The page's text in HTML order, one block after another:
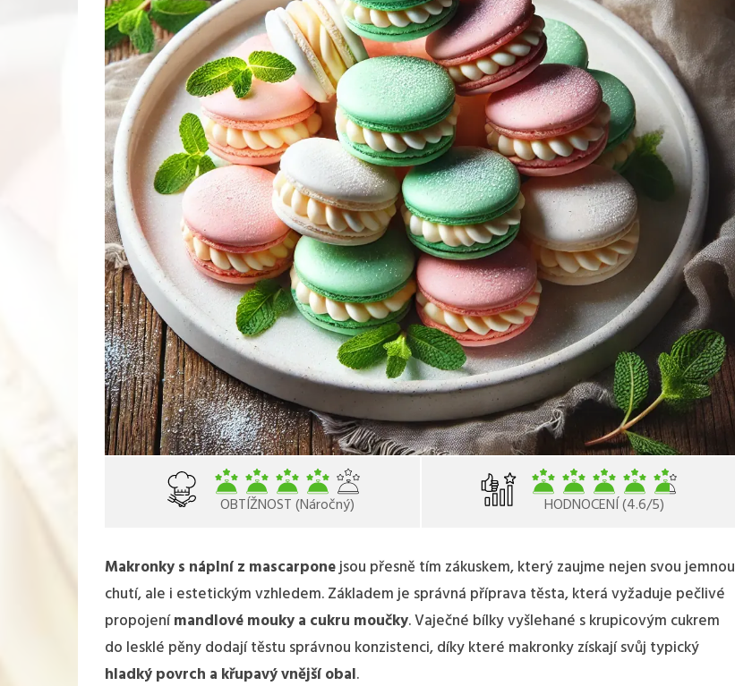
OBTÍŽNOST (Náročný) HODNOCENÍ (4.6/5)
Makronky s náplní z mascarponejsou přesně tím zákuskem, který zaujme nejen svou jemnou
chutí, ale i estetickým vzhledem. Základem je správná příprava těsta, která vyžaduje pečlivé
propojenímandlové mouky a cukru moučky. Vaječné bílky vyšlehané s krupicovým cukrem
do lesklé pěny dodají těstu správnou konzistenci, díky které makronky získají svůj typický
hladký povrch a křupavý vnější obal.